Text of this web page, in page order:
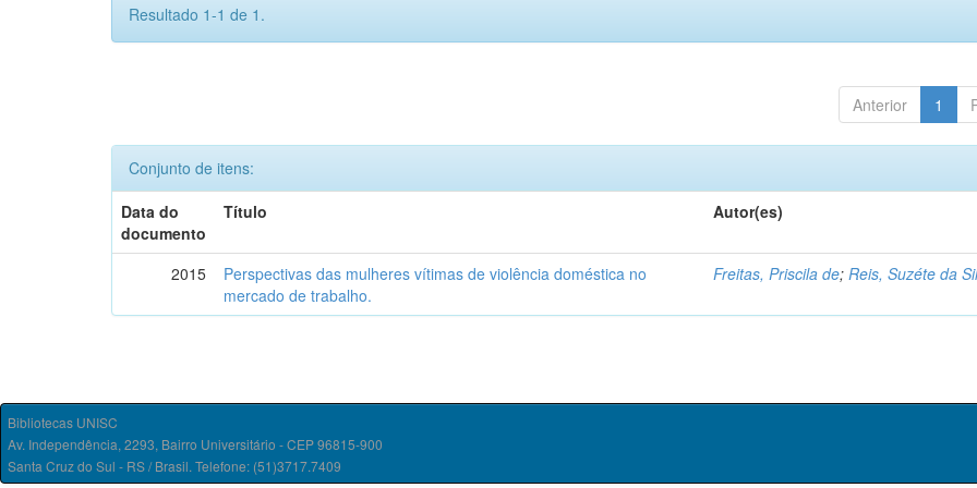
Resultado 1-1 de 1.
Anterior 1
Conjunto de itens:
Data do
documento
Título Autor(es)
2015
Perspectivas das mulheres vítimas de violência doméstica no
mercado de trabalho.
Freitas, Priscila de;Reis, Suzéte da
Bibliotecas UNISC
Av. Independência, 2293, Bairro Universitário - CEP 96815-900
Santa Cruz do Sul - RS / Brasil. Telefone: (51)3717.7409